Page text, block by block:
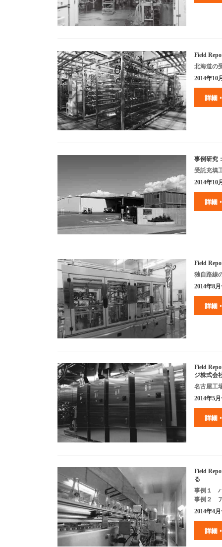
Field
北海道の
2014年10
事例研究
受託充填
2014年10
Field
独自路線
2014年8月
Field
ジ株式会
名古屋工
2014年5月
Field
る
事例１
事例２
2014年4月